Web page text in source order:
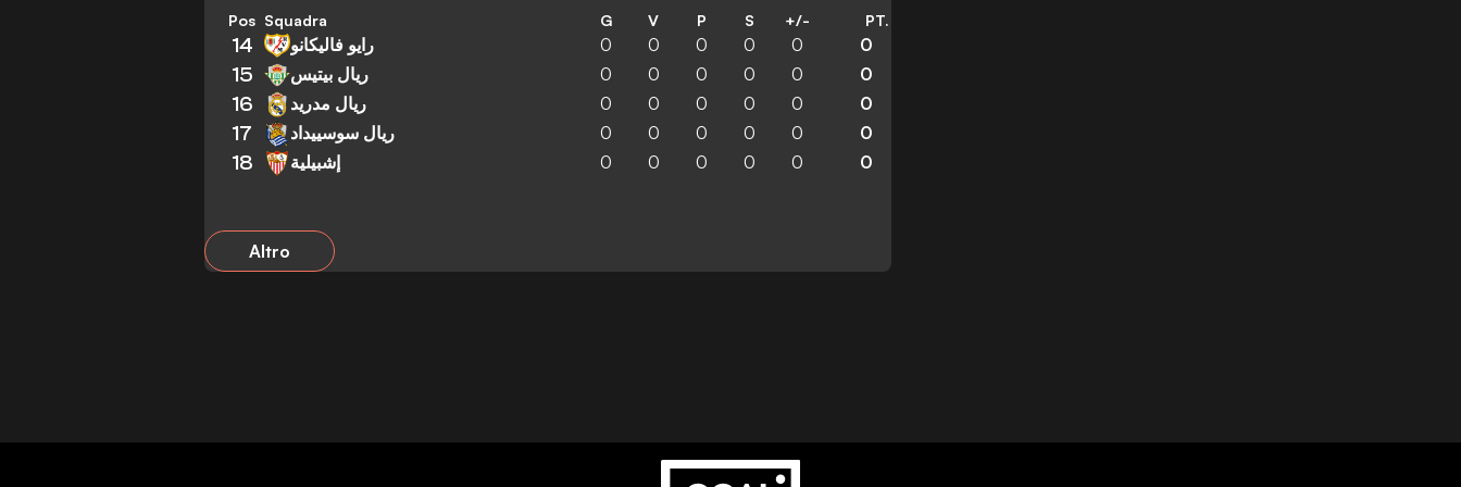
Pos Squadra G V P S +/- PT.
14 رايو فاليكانو 0 0 0 0 0 0
15 ريال بيتيس 0 0 0 0 0 0
16 ريال مدريد 0 0 0 0 0 0
17 ريال سوسييداد 0 0 0 0 0 0
18 إشبيلية 0 0 0 0 0 0
Altro